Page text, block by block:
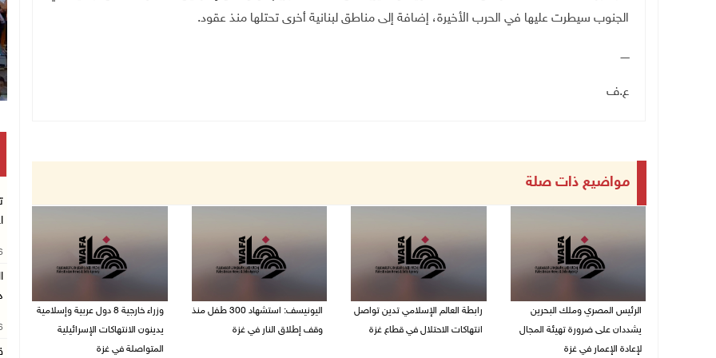
الجنوب سيطرت عليها في الحرب الأخيرة، إضافة إلى مناطق لبنانية أخرى تحتلها منذ عقود.
ـــــ
ع.ف
مواضيع ذات صلة
الرئيس المصري وملك البحرين
يشددان على ضرورة تهيئة المجال
لإعادة الإعمار في غزة
رابطة العالم الإسلامي تدين تواصل
انتهاكات الاحتلال في قطاع غزة
اليونيسف: استشهاد 300 طفل منذ
وقف إطلاق النار في غزة
وزراء خارجية 8 دول عربية وإسلامية
يدينون الانتهاكات الإسرائيلية
المتواصلة في غزة